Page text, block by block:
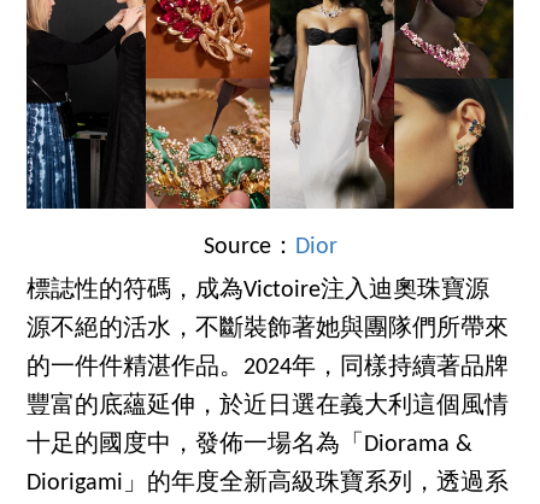
Source： Dior
標誌性的符碼，成為Victoire注入迪奧珠寶源
源不絕的活水，不斷裝飾著她與團隊們所帶來
的一件件精湛作品。2024年，同樣持續著品牌
豐富的底蘊延伸，於近日選在義大利這個風情
十足的國度中，發佈一場名為「Diorama &
Diorigami」的年度全新高級珠寶系列，透過系